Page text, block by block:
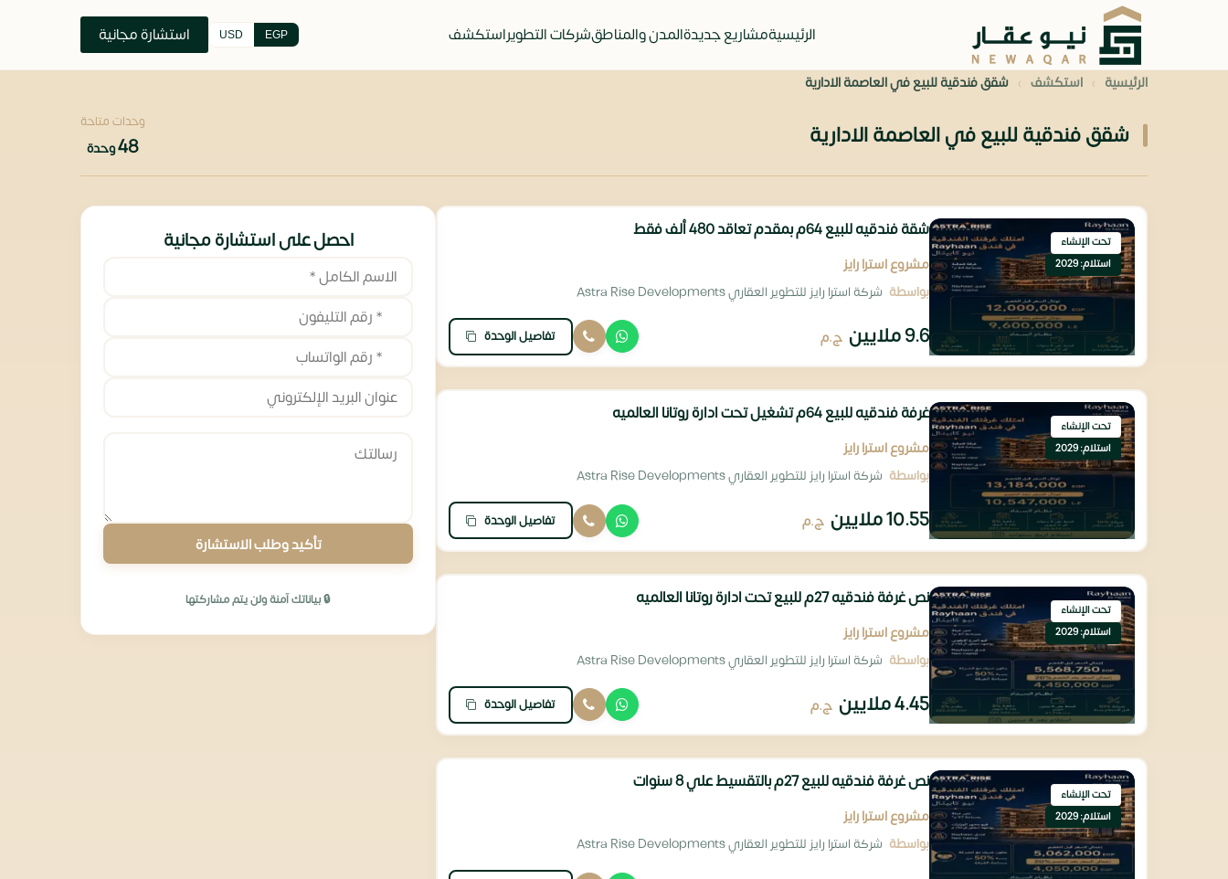
الرئيسيةمشاريع جديدةالمدن والمناطقشركات التطويراستكشف EGP
USD استشارة مجانية
الرئيسية › استكشف › شقق فندقية للبيع في العاصمة الادارية
شقق فندقية للبيع في العاصمة الادارية وحدات متاحة
48وحدة
تحت الإنشاء
استلام: 2029
شقة فندقيه للبيع 64م بمقدم تعاقد 480 ألف فقط
مشروع استرا رايز
بواسطة شركة استرا رايز للتطوير العقاري Astra Rise Developments
9.6 ملايين ج.م تفاصيل الوحدة
تحت الإنشاء
استلام: 2029
غرفة فندقيه للبيع 64م تشغيل تحت ادارة روتانا العالميه
مشروع استرا رايز
بواسطة شركة استرا رايز للتطوير العقاري Astra Rise Developments
10.55 ملايين ج.م تفاصيل الوحدة
تحت الإنشاء
استلام: 2029
نص غرفة فندقيه 27م للبيع تحت ادارة روتانا العالميه
مشروع استرا رايز
بواسطة شركة استرا رايز للتطوير العقاري Astra Rise Developments
4.45 ملايين ج.م تفاصيل الوحدة
تحت الإنشاء
استلام: 2029
نص غرفة فندقيه للبيع 27م بالتقسيط علي 8 سنوات
مشروع استرا رايز
بواسطة شركة استرا رايز للتطوير العقاري Astra Rise Developments
احصل على استشارة مجانية
تأكيد وطلب الاستشارة
🔒 بياناتك آمنة ولن يتم مشاركتها